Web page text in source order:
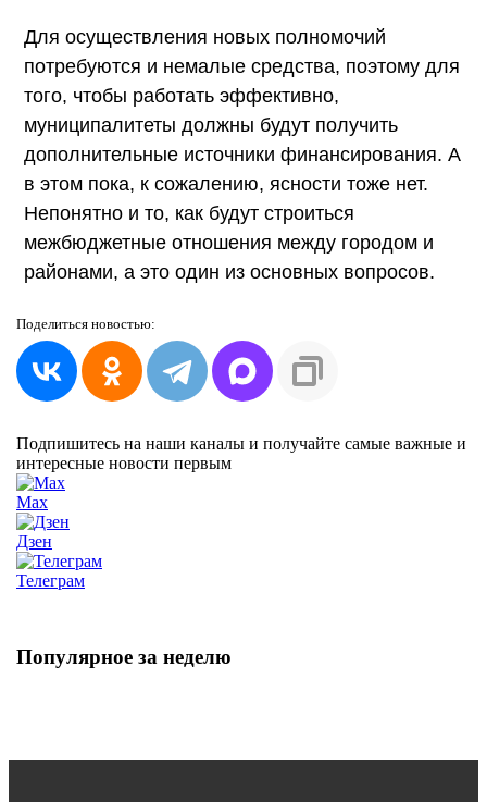
Для осуществления новых полномочий
потребуются и немалые средства, поэтому для
того, чтобы работать эффективно,
муниципалитеты должны будут получить
дополнительные источники финансирования. А
в этом пока, к сожалению, ясности тоже нет.
Непонятно и то, как будут строиться
межбюджетные отношения между городом и
районами, а это один из основных вопросов.
Поделиться новостью:
Подпишитесь на наши каналы и получайте самые важные и
интересные новости первым
Max
Дзен
Телеграм
Популярное за неделю